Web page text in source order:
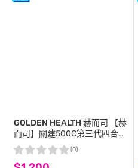
GOLDEN HEALTH 赫而司
【赫
而司】關建500C第三代四合一
運動膠囊(90顆*1罐)專利C3C高
濃縮95%薑黃素胡椒鹼靈活有
感更勝UC-II
(0)